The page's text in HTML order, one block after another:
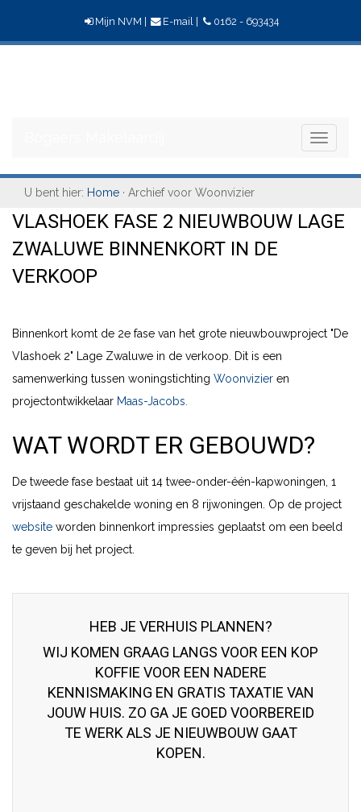
Mijn NVM E-mail| 0162 - 693434
Toggle
U bent hier: Home · Archief voor Woonvizier
VLASHOEK FASE 2 NIEUWBOUW LAGE
ZWALUWE BINNENKORT IN DE
VERKOOP
Binnenkort komt de 2e fase van het grote nieuwbouwproject "De
Vlashoek 2" Lage Zwaluwe in de verkoop. Dit is een
samenwerking tussen woningstichting Woonvizier en
projectontwikkelaar Maas-Jacobs.
WAT WORDT ER GEBOUWD?
De tweede fase bestaat uit 14 twee-onder-één-kapwoningen, 1
vrijstaand geschakelde woning en 8 rijwoningen. Op de project
website worden binnenkort impressies geplaatst om een beeld
te geven bij het project.
HEB JE VERHUIS PLANNEN?
WIJ KOMEN GRAAG LANGS VOOR EEN KOP
KOFFIE VOOR EEN NADERE
KENNISMAKING EN GRATIS TAXATIE VAN
JOUW HUIS. ZO GA JE GOED VOORBEREID
TE WERK ALS JE NIEUWBOUW GAAT
KOPEN.